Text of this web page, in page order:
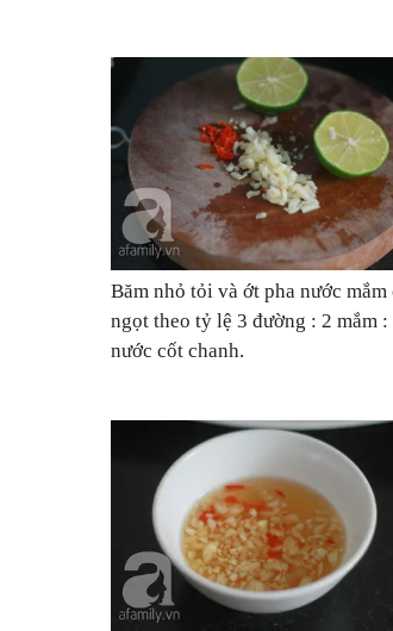
Băm nhỏ tỏi và ớt pha nước mắm
ngọt theo tỷ lệ 3 đường : 2 mắm :
nước cốt chanh.